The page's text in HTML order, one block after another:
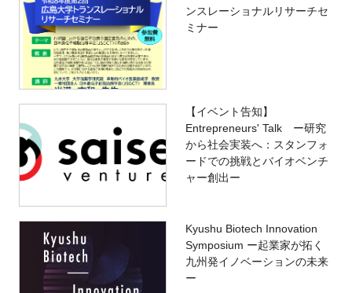
ンスレーショナルリサーチセ
ミナー
【イベント告知】
Entrepreneurs' Talk ー研究
から社会実装へ：スタンフォ
ードでの挑戦とバイオベンチ
ャー創出ー
Kyushu Biotech Innovation
Symposium ー起業家が拓く
九州発イノベーションの未来
ー